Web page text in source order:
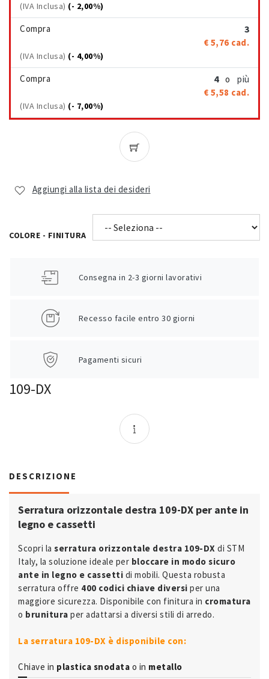
(IVA Inclusa) (- 2,00%)
Compra 3
€ 5,76 cad.
(IVA Inclusa) (- 4,00%)
Compra 4 o più
€ 5,58 cad.
(IVA Inclusa) (- 7,00%)
Aggiungi alla lista dei desideri
COLORE - FINITURA
Consegna in 2-3 giorni lavorativi
Recesso facile entro 30 giorni
Pagamenti sicuri
109-DX
DESCRIZIONE
Serratura orizzontale destra 109-DX per ante in
legno e cassetti
Scopri la serratura orizzontale destra 109-DX di STM
Italy, la soluzione ideale per bloccare in modo sicuro
ante in legno e cassetti di mobili. Questa robusta
serratura offre 400 codici chiave diversi per una
maggiore sicurezza. Disponibile con finitura in cromatura
o brunitura per adattarsi a diversi stili di arredo.
La serratura 109-DX è disponibile con:
Chiave in plastica snodata o in metallo